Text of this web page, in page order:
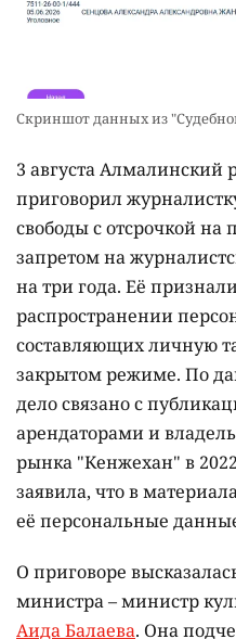
Скриншот данных из
3 августа
приговорил
свободы с отсрочкой на
запретом на
на три года. Её
распространении
составляющих личную
закрытом режиме. По
дело связано с
арендаторами и
рынка "Кенжехан" в
заявила, что в
её персональные
О приговоре
министра – министр
Аида Балаева. Она